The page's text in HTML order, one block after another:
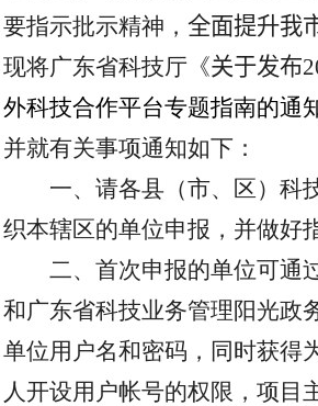
要指示批示精神， 全面提升我
现将广东省科技厅《关于发布
外科技合作平台专题指南的通
并就有关事项通知如下：
一、请各县（市、区）科
织本辖区的单位申报，并做好
二、首次申报的单位可通
和广东省科技业务管理阳光政
单位用户名和密码，同时获得
人开设用户帐号的权限，项目